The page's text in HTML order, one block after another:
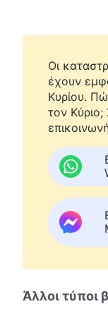
Οι
έχουν
Κυρίου.
τον
Άλλοι τύποι